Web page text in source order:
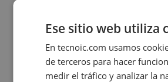
✅Lo bueno: La calidad y la
centro del universo. Ideal para
críticos donde un fallo puede
(sistemas médicos, aviación,
Ese sitio web utiliza
En tecnoic.com usamos
de terceros para hacer
medir el tráfico y analizar la